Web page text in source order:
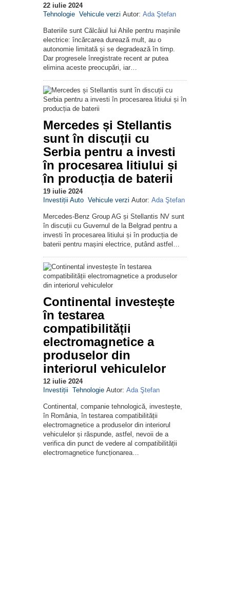
22 iulie 2024
Tehnologie Vehicule verzi Autor: Ada Ştefan
Bateriile sunt Călcâiul lui Ahile pentru mașinile
electrice: încărcarea durează mult, au o
autonomie limitată și se degradează în timp.
Dar progresele înregistrate recent ar putea
elimina aceste preocupări, iar…
Mercedes și Stellantis
sunt în discuții cu
Serbia pentru a investi
în procesarea litiului și
în producția de baterii
19 iulie 2024
Investiții Auto Vehicule verzi Autor: Ada Ştefan
Mercedes-Benz Group AG și Stellantis NV sunt
în discuții cu Guvernul de la Belgrad pentru a
investi în procesarea litiului și în producția de
baterii pentru mașini electrice, putând astfel…
Continental investește
în testarea
compatibilității
electromagnetice a
produselor din
interiorul vehiculelor
12 iulie 2024
Investiții Tehnologie Autor: Ada Ştefan
Continental, companie tehnologică, investește,
în România, în testarea compatibilității
electromagnetice a produselor din interiorul
vehiculelor și răspunde, astfel, nevoii de a
verifica din punct de vedere al compatibilității
electromagnetice funcționarea…